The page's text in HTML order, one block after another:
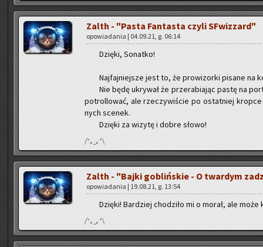
Zalth - "Pasta Fan­ta­sta czyli SFwiz­zard"
opo­wia­da­nia | 04.09.21, g. 06:14
Dzię­ki, So­nat­ko!
Naj­faj­niej­sze jest to, że pro­wi­zor­ki pi­sa­ne na
Nie będę ukry­wał że prze­ra­bia­jąc pastę na
po­trol­lo­wać, ale rze­czy­wi­ście po ostat­niej
nych sce­nek.
Dzię­ki za wi­zy­tę i dobre słowo!
/ᐠ｡ꞈ｡ᐟ\
Zalth - "Bajki go­bliń­skie - O twar­dym
opo­wia­da­nia | 19.08.21, g. 13:54
Dzię­ki! Bar­dziej cho­dzi­ło mi o morał, ale
/ᐠ｡ꞈ｡ᐟ\